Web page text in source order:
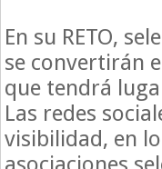
En su RETO,
se convertirán
que tendrá
Las redes
visibilidad, en